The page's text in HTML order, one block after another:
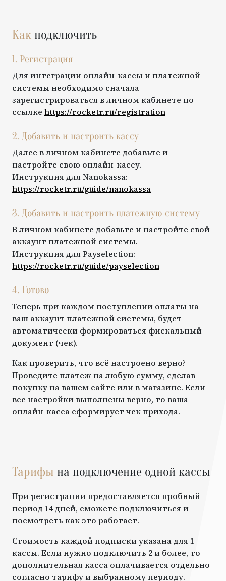
Как подключить
1. Регистрация
Для интеграции онлайн-кассы и платежной
системы необходимо сначала
зарегистрироваться в личном кабинете по
ссылке https://rocketr.ru/registration
2. Добавить и настроить кассу
Далее в личном кабинете добавьте и
настройте свою онлайн-кассу.
Инструкция дляNanokassa:
https://rocketr.ru/guide/nanokassa
3. Добавить и настроить платежную систему
В личном кабинете добавьте и настройте свой
аккаунт платежной системы.
Инструкция дляPayselection:
https://rocketr.ru/guide/payselection
4. Готово
Теперь при каждом поступлении оплаты на
ваш аккаунт платежной системы, будет
автоматически формироваться фискальный
документ (чек).
Как проверить, что всё настроено верно?
Проведите платеж на любую сумму, сделав
покупку на вашем сайте или в магазине. Если
все настройки выполнены верно, то ваша
онлайн-касса сформирует чек прихода.
Тарифы на подключение одной кассы
При регистрации предоставляется пробный
период 14 дней, сможете подключиться и
посмотреть как это работает.
Стоимость каждой подписки указана для 1
кассы. Если нужно подключить 2 и более, то
дополнительная касса оплачивается отдельно
согласно тарифу и выбранному периоду.